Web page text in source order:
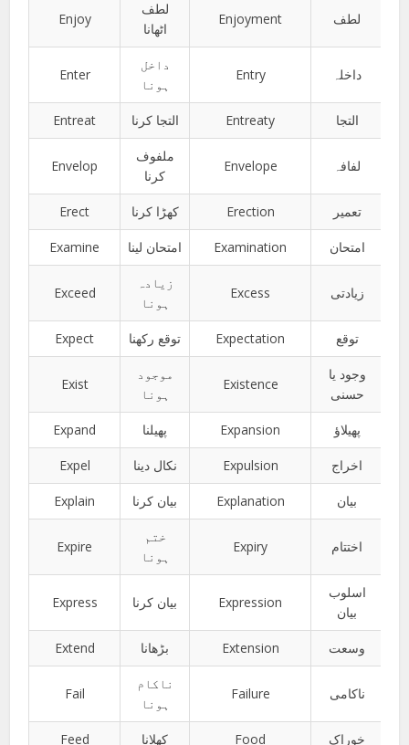
Enjoy
لطف
اٹھانا
Enjoyment لطف
Enter
داخل
ہونا
Entry داخلہ
Entreat التجا کرنا Entreaty التجا
Envelop
ملفوف
کرنا
Envelope لفافہ
Erect کھڑا کرنا Erection تعمیر
Examine امتحان لینا Examination امتحان
Exceed
زیادہ
ہونا
Excess زیادتی
Expect توقع رکھنا Expectation توقع
Exist
موجود
ہونا
Existence
وجود یا
حسنی
Expand پھیلنا Expansion پھیلاؤ
Expel نکال دینا Expulsion اخراج
Explain بیان کرنا Explanation بیان
Expire
ختم
ہونا
Expiry اختتام
Express بیان کرنا Expression
اسلوب
بیان
Extend بڑھانا Extension وسعت
Fail
ناکام
ہونا
Failure ناکامی
Feed کھلانا Food خوراک